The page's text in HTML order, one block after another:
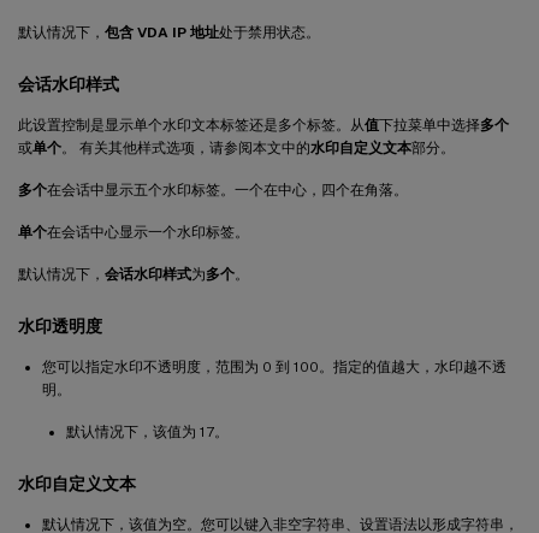
默认情况下， 包含 VDA IP 地址处于禁用状态。
会话水印样式
此设置控制是显示单个水印文本标签还是多个标签。从值下拉菜单中选择多个
或单个。 有关其他样式选项，请参阅本文中的水印自定义文本部分。
多个在会话中显示五个水印标签。一个在中心，四个在角落。
单个在会话中心显示一个水印标签。
默认情况下， 会话水印样式为多个。
水印透明度
您可以指定水印不透明度，范围为 0 到 100。指定的值越大，水印越不透
明。
默认情况下，该值为 17。
水印自定义文本
默认情况下，该值为空。您可以键入非空字符串、设置语法以形成字符串，